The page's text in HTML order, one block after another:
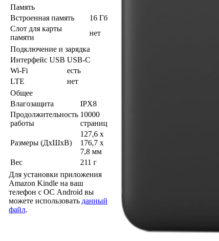
Память
Встроенная память
16 Гб
Слот для карты
памяти
нет
Подключение и зарядка
Интерфейс USB USB-C
Wi-Fi
есть
LTE
нет
Общее
Влагозащита
IPX8
Продолжительность
работы
10000
страниц
Размеры (ДхШхВ)
127,6 x
176,7 x
7,8 мм
Вес
211 г
Для установки приложения
Amazon Kindle на ваш
телефон с ОС Android вы
можете использовать данный
файл.